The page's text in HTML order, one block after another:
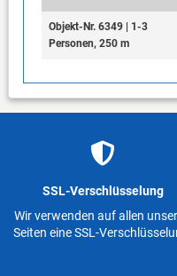
Objekt-Nr. 6349 | 1-3
Personen, 250 m
SSL-Verschlüsselung
Wir verwenden auf allen
Seiten eine SSL-